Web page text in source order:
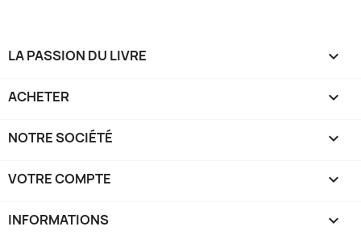
LA PASSION DU LIVRE 
ACHETER 
NOTRE SOCIÉTÉ 
VOTRE COMPTE 
INFORMATIONS keyboard_arrow_down